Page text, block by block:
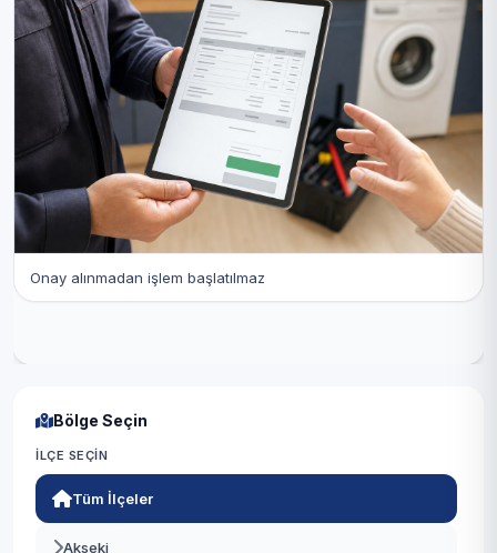
Onay alınmadan işlem başlatılmaz
Bölge Seçin
İLÇE SEÇIN
Tüm İlçeler
Akseki